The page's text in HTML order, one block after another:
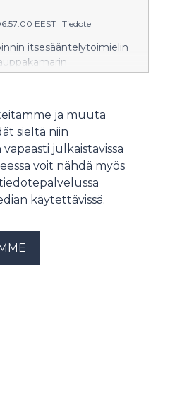
kiireessä tehdyt ratkaisut
virheiden riskiä, jolloin
osaaminen ja kokemus
EEST | Tiedote
itsesääntelytoimielin
(LTL) on
(ICC) päivitettyjä
syksystä 2025
mukaan yleistä tai
ympäristöväittämää ei
saa käyttää ilman
Myös
koskeva
on antanut
aikana tulkinta-apua
ja muuta
sieltä niin
julkaistavissa
voit nähdä myös
käytettävissä.